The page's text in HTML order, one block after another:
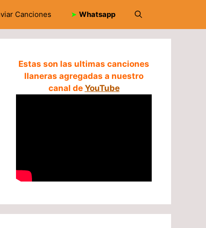
Canciones ➤ Whatsapp
Estas son las ultimas canciones
llaneras agregadas a nuestro
canal de YouTube